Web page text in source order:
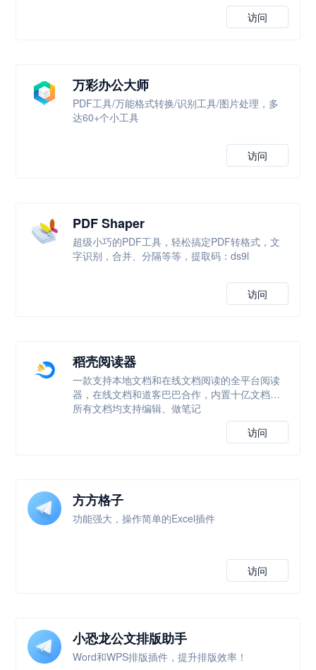
访问
万彩办公大师
PDF工具/万能格式转换/识别工具/图片处理，多
达60+个小工具
访问
PDF Shaper
超级小巧的PDF工具，轻松搞定PDF转格式，文
字识别，合并、分隔等等，提取码：ds9l
访问
稻壳阅读器
一款支持本地文档和在线文档阅读的全平台阅读
器，在线文档和道客巴巴合作，内置十亿文档，
所有文档均支持编辑、做笔记
访问
方方格子
功能强大，操作简单的Excel插件
访问
小恐龙公文排版助手
Word和WPS排版插件，提升排版效率！